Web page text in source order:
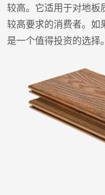
较高。它适用于对地板
较高要求的消费者。如
是一个值得投资的选择。